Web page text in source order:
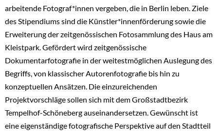
arbeitende Fotograf*innen vergeben, die in Berlin leben. Ziele
des Stipendiums sind die Künstler*innenförderung sowie die
Erweiterung der zeitgenössischen Fotosammlung des Haus am
Kleistpark. Gefördert wird zeitgenössische
Dokumentarfotografie in der weitestmöglichen Auslegung des
Begriffs, von klassischer Autorenfotografie bis hin zu
konzeptuellen Ansätzen. Die einzureichenden
Projektvorschläge sollen sich mit dem Großstadtbezirk
Tempelhof-Schöneberg auseinandersetzen. Gewünscht ist
eine eigenständige fotografische Perspektive auf den Stadtteil